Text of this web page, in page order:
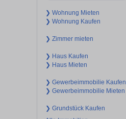
❯ Wohnung Mieten
❯ Wohnung Kaufen
❯ Zimmer mieten
❯ Haus Kaufen
❯ Haus Mieten
❯ Gewerbeimmobilie Kaufen
❯ Gewerbeimmobilie Mieten
❯ Grundstück Kaufen